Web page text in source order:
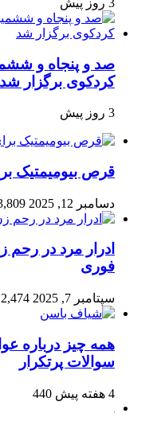
صد و پنجاه‌ و
کردکوی برگزار شد
3 روز پیش
قرص بیومیمتیک
دسامبر 12, 2025
ادرار مرد در
فوری
سپتامبر 7, 2025 2,474
همه چیز درباره
سوالات پرتکرار
4 هفته پیش 440